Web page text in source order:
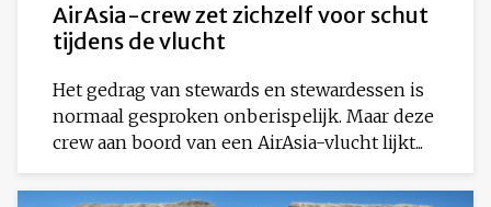
AirAsia-crew zet zichzelf voor schut
tijdens de vlucht
Het gedrag van stewards en stewardessen is
normaal gesproken onberispelijk. Maar deze
crew aan boord van een AirAsia-vlucht lijkt...